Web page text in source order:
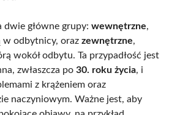
dwie główne grupy: wewnętrzne,
w odbytnicy, oraz zewnętrzne,
wokół odbytu. Ta przypadłość jest
zwłaszcza po 30. roku życia, i
z krążeniem oraz
naczyniowym. Ważne jest, aby